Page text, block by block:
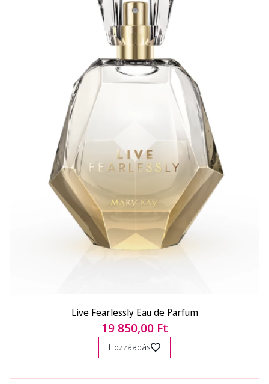
Live Fearlessly Eau de Parfum
19 850,00 Ft
Hozzáadás